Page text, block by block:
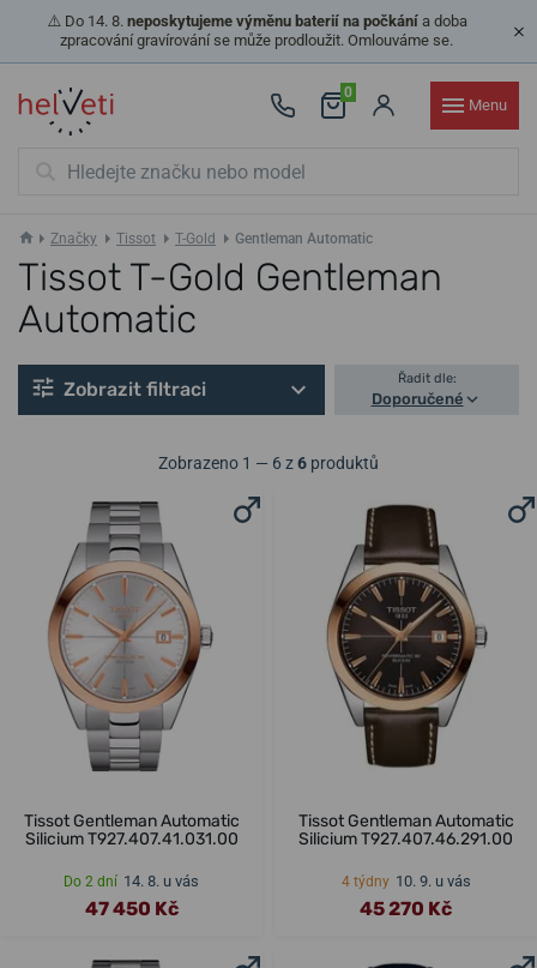
⚠️ Do 14. 8. neposkytujeme výměnu baterií na počkánía doba
zpracování gravírování se může prodloužit. Omlouváme se.
0
Menu
Značky Tissot T-Gold Gentleman Automatic
Tissot T-Gold Gentleman
Automatic
Zobrazit filtraci Řadit dle:
Doporučené
Zobrazeno 1 — 6 z6 produktů
Tissot Gentleman Automatic
Silicium T927.407.41.031.00
Do 2 dní 14. 8. u vás
47 450 Kč
Tissot Gentleman Automatic
Silicium T927.407.46.291.00
4 týdny 10. 9. u vás
45 270 Kč